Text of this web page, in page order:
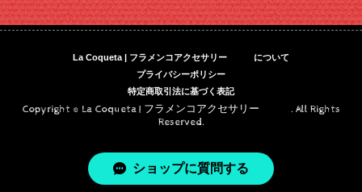
La Coqueta | フラメンコアクセサリー について
プライバシーポリシー
特定商取引法に基づく表記
Copyright © La Coqueta | フラメンコアクセサリー . All Rights
Reserved.
ショップに質問する